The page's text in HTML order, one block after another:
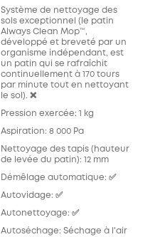
Système de nettoyage des
sols exceptionnel (le patin
Always Clean Mop™️,
développé et breveté par un
organisme indépendant, est
un patin qui se rafraîchit
continuellement à 170 tours
par minute tout en nettoyant
le sol). ❌
Pression exercée: 1 kg
Aspiration: 8 000 Pa
Nettoyage des tapis (hauteur
de levée du patin): 12 mm
Démêlage automatique: ✅
Autovidage: ✅
Autonettoyage: ✅
Autoséchage: Séchage à l'air